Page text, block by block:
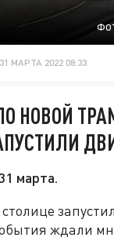
31 МАРТА 2022 08:33
НОВОЙ
марта.
столице
ждали